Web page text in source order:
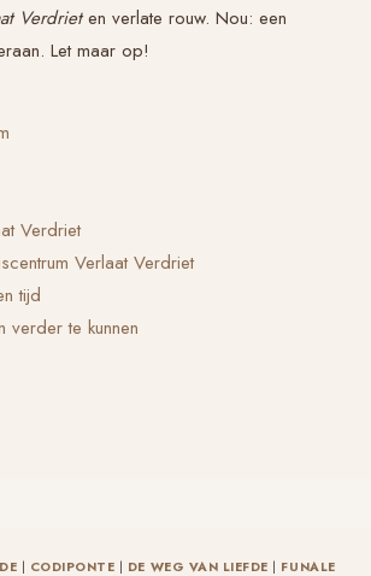
Verdrieten verlate rouw. Nou: een
Let maar op!
Verdriet
Verlaat Verdriet
tijd
verder te kunnen
| CODIPONTE | DE WEG VAN LIEFDE | FUNALE